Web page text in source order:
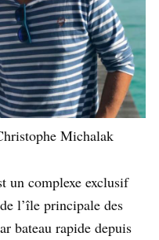
Michalak
un complexe exclusif
l’île principale des
bateau rapide depuis